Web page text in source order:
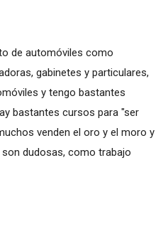
de automóviles como
gabinetes y particulares,
y tengo bastantes
bastantes cursos para "ser
venden el oro y el moro y
dudosas, como trabajo